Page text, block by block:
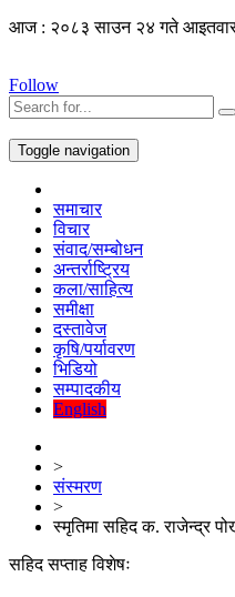
आज : २०८३ साउन २४ गते
Follow
Toggle navigation
समाचार
विचार
संवाद/सम्बोधन
अन्तर्राष्ट्रिय
कला/साहित्य
समीक्षा
दस्तावेज
कृषि/पर्यावरण
भिडियो
सम्पादकीय
English
>
संस्मरण
>
स्मृतिमा सहिद क. राजेन्द्र
सहिद सप्ताह विशेषः